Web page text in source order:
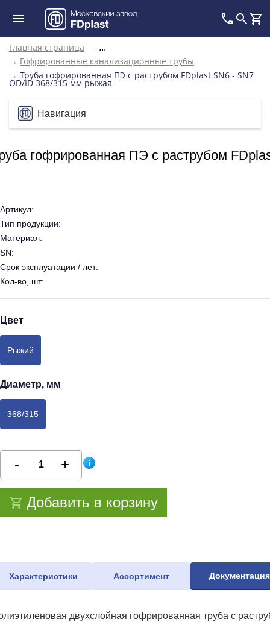
Главная страница → ...
→ Гофрированные канализационные трубы
→ Труба гофрированная ПЭ с раструбом FDplast SN6 - SN7
OD/ID 368/315 мм рыжая
Навигация
гофрированная ПЭ с раструбом
Артикул:
Тип продукции:
Материал:
SN:
Срок эксплуатации / лет:
Кол-во, шт:
Цвет
Рыжий
Диаметр, мм
368/315
Добавить в корзину
Характеристики Ассортимент Документация
двухслойная гофрированная труба с